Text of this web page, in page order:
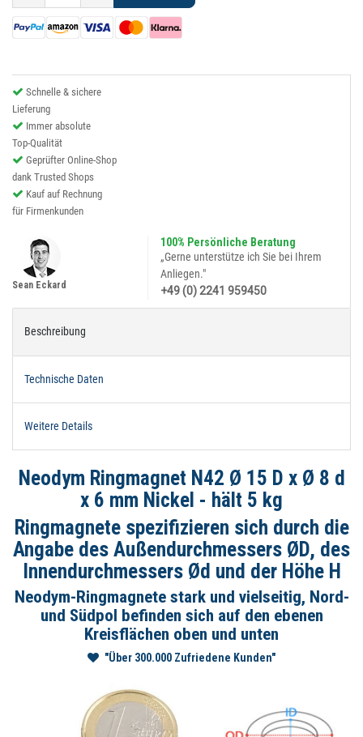
Schnelle & sichere
Lieferung
Immer absolute
Top-Qualität
Geprüfter Online-Shop
dank Trusted Shops
Kauf auf Rechnung
für Firmenkunden
100% Persönliche Beratung
„Gerne unterstütze ich Sie bei Ihrem
Anliegen."
+49 (0) 2241 959450
Sean Eckard
Beschreibung
Technische Daten
Weitere Details
Neodym Ringmagnet N42 Ø 15 D x Ø 8 d
x 6 mm Nickel - hält 5 kg
Ringmagnete spezifizieren sich durch die
Angabe des Außendurchmessers ØD, des
Innendurchmessers Ød und der Höhe H
Neodym-Ringmagnete stark und vielseitig, Nord-
und Südpol befinden sich auf den ebenen
Kreisflächen oben und unten
"Über 300.000 Zufriedene Kunden"